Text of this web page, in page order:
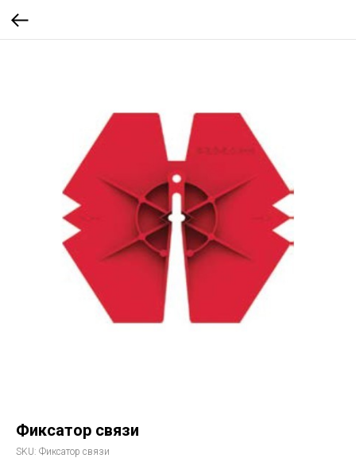
Фиксатор связи
SKU: Фиксатор связи